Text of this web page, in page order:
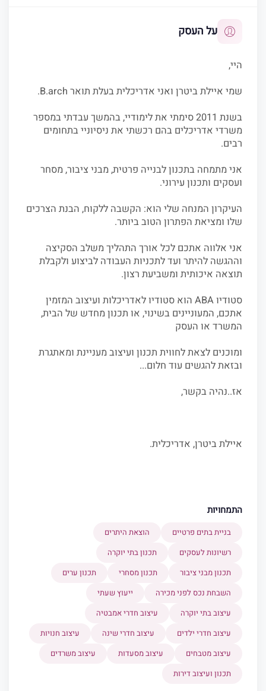
על העסק
היי,
שמי איילת ביטרן ואני אדריכלית בעלת תואר B.arch.
בשנת 2011 סימתי את לימודיי, בהמשך עבדתי במספר
משרדי אדריכלים בהם רכשתי את ניסיוניי בתחומים
רבים.
אני מתמחה בתכנון לבנייה פרטית, מבני ציבור, מסחר
ועסקים ותכנון עירוני.
העיקרון המנחה שלי הוא: הקשבה ללקוח, הבנת הצרכים
שלו ומציאת הפתרון הטוב ביותר.
אני אלווה אתכם לכל אורך התהליך משלב הסקיצה
וההגשה להיתר ועד לתכניות העבודה לביצוע ולקבלת
תוצאה איכותית ומשביעת רצון.
סטודיו ABA הוא סטודיו לאדריכלות ועיצוב המזמין
אתכם, המעוניינים בשינוי, או תכנון מחדש של הבית,
המשרד או העסק
ומוכנים לצאת לחווית תכנון ועיצוב מעניינת ומאתגרת
ובזאת להגשים עוד חלום...
אז..נהיה בקשר,
איילת ביטרן, אדריכלית.
התמחויות
בניית בתים פרטיים
הוצאת היתרים
רשיונות לעסקים
תכנון בתי יוקרה
תכנון מבני ציבור
תכנון מסחרי
תכנון ערים
השבחת נכס לפני מכירה
ייעוץ שעתי
עיצוב בתי יוקרה
עיצוב חדרי אמבטיה
עיצוב חדרי ילדים
עיצוב חדרי שינה
עיצוב חנויות
עיצוב מטבחים
עיצוב מסעדות
עיצוב משרדים
תכנון ועיצוב דירות